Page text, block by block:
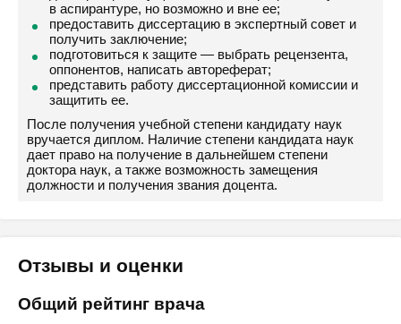
в аспирантуре, но возможно и вне ее;
предоставить диссертацию в экспертный совет и
получить заключение;
подготовиться к защите — выбрать рецензента,
оппонентов, написать автореферат;
представить работу диссертационной комиссии и
защитить ее.
После получения учебной степени кандидату наук
вручается диплом. Наличие степени кандидата наук
дает право на получение в дальнейшем степени
доктора наук, а также возможность замещения
должности и получения звания доцента.
Отзывы и оценки
Общий рейтинг врача